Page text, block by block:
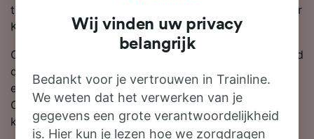
treinmaatschappij op deze route en brengt je snel naar
Knokke.
Om je te helpen met de beste treindeals, laten we altijd
de goedkoopste prijzen van De Panne naar Knokke
eruit springen als je in onze reisplanner zoekt.
Onthoud: hoe eerder je je kaartjes boekt, hoe meer
korting je krijgt!
Wij vinden uw privacy
belangrijk
Bedankt voor je vertrouwen in Trainline.
We weten dat het verwerken van je
gegevens een grote verantwoordelijkheid
is. Hier kun je lezen hoe we zorgdragen